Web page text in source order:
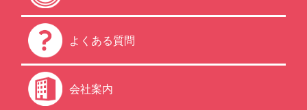
よくある質問
会社案内